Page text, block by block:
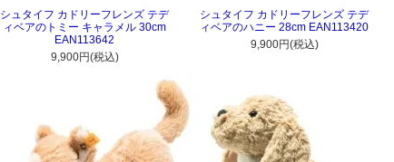
シュタイフ カドリーフレンズ テデ
ィベアのトミー キャラメル 30cm
EAN113642
9,900円(税込)
シュタイフ カドリーフレンズ テデ
ィベアのハニー 28cm EAN113420
9,900円(税込)